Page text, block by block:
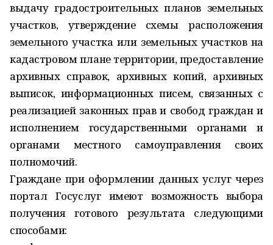
выдачу градостроительных планов земельных
участков, утверждение схемы расположения
земельного участка или земельных участков на
кадастровом плане территории, предоставление
архивных справок, архивных копий, архивных
выписок, информационных писем, связанных с
реализацией законных прав и свобод граждан и
исполнением государ­ственными органами и
органами местного самоуправления своих
полномочий.
Граждане при оформлении данных услуг через
портал Госуслуг имеют возможность выбора
получения готового результата следующими
способами: